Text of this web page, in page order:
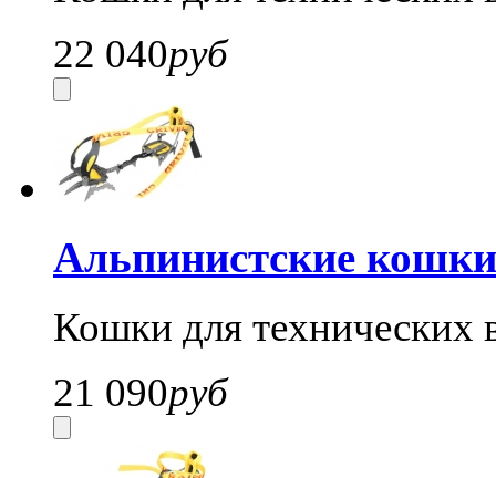
22 040руб
Альпинистские
Кошки для технических
21 090руб